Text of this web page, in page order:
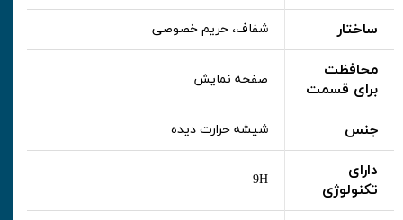
ساختار شفاف، حریم خصوصی
محافظت
برای قسمت
صفحه نمایش
جنس شیشه حرارت دیده
دارای
تکنولوژی
9H